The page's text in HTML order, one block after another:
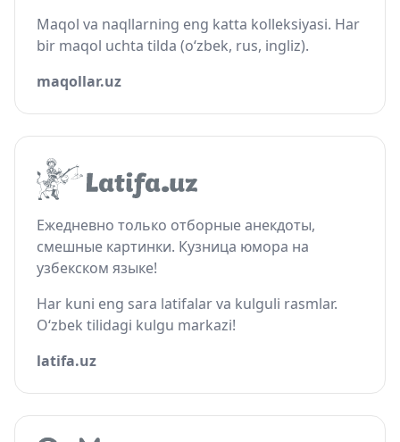
Maqol va naqllarning eng katta kolleksiyasi. Har
bir maqol uchta tilda (o‘zbek, rus, ingliz).
maqollar.uz
Ежедневно только отборные анекдоты,
смешные картинки. Кузница юмора на
узбекском языке!
Har kuni eng sara latifalar va kulguli rasmlar.
O‘zbek tilidagi kulgu markazi!
latifa.uz